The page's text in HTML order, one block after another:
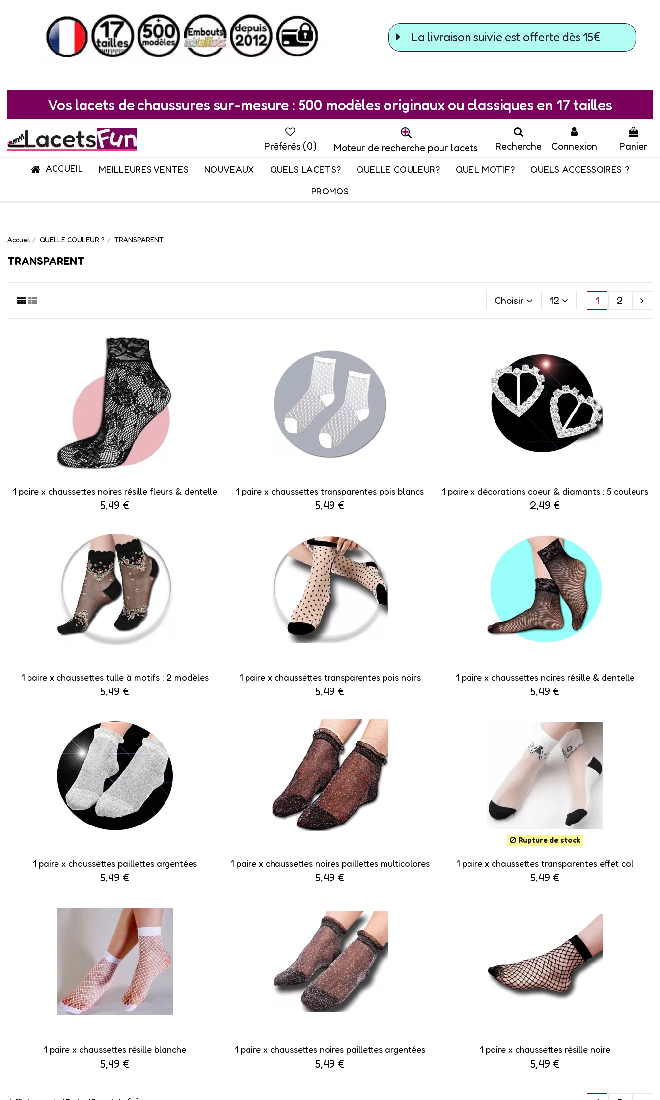
La livraison suivie est offerte dès 15€
Vos lacets de chaussures sur-mesure : 500 modèles originaux ou classiques en 17 tailles
Préférés (0) Moteur de recherche pour lacets Recherche Connexion Panier
ACCUEIL MEILLEURES VENTES NOUVEAUX QUELS LACETS? QUELLE COULEUR? QUEL MOTIF?
QUELS ACCESSOIRES ?
PROMOS
Accueil QUELLE COULEUR ? TRANSPARENT
TRANSPARENT
Choisir 12 1 2
1 paire x ​chaussettes noires résille fleurs & dentelle
5,49 €
1 paire x ​chaussettes transparentes pois blancs
5,49 €
1 paire x ​décorations coeur & diamants : 5 couleurs
2,49 €
1 paire x ​chaussettes tulle à motifs : 2 modèles
5,49 €
1 paire x ​chaussettes transparentes pois noirs
5,49 €
1 paire x ​chaussettes noires résille & dentelle
5,49 €
1 paire x ​chaussettes paillettes argentées
5,49 €
1 paire x ​chaussettes noires paillettes multicolores
5,49 €
Rupture de stock
1 paire x ​chaussettes transparentes effet col
5,49 €
1 paire x ​chaussettes résille blanche
5,49 €
1 paire x ​chaussettes noires paillettes argentées
5,49 €
1 paire x ​chaussettes résille noire
5,49 €